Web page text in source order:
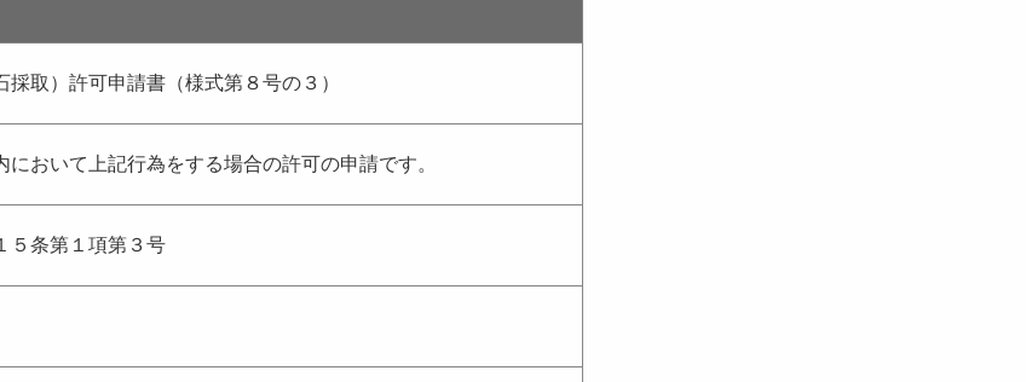
取）許可申請書（様式第８号の３）
おいて上記行為をする場合の許可の申請です。
５条第１項第３号